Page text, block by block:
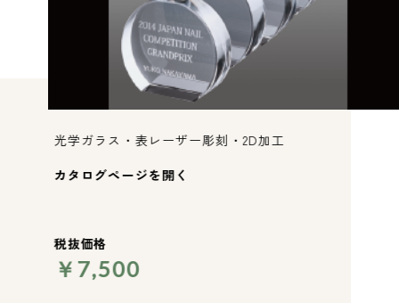
光学ガラス・表レーザー彫刻・2D加工
カタログページを開く
税抜価格
￥7,500